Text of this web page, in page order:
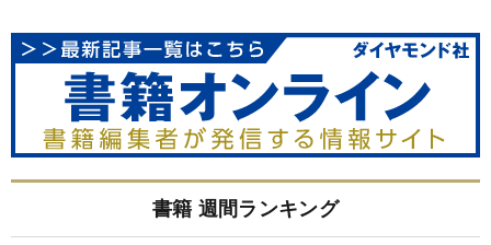
書籍 週間ランキング